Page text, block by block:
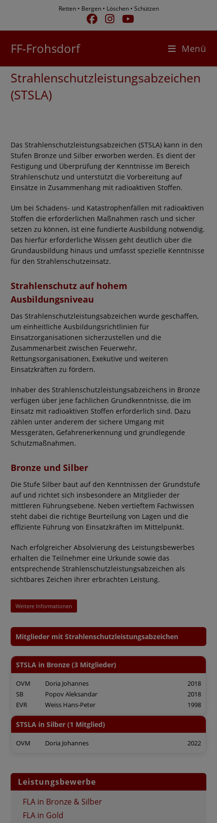
Retten • Bergen • Löschen • Schützen
FF-Frohsdorf Menü
Strahlenschutzleistungsabzeichen
(STSLA)
Das Strahlenschutzleistungsabzeichen (STSLA) kann in den
Stufen Bronze und Silber erworben werden. Es dient der
Festigung und Überprüfung der Kenntnisse im Bereich
Strahlenschutz und unterstützt die Vorbereitung auf
Einsätze in Zusammenhang mit radioaktiven Stoffen.
Um bei Schadens- und Katastrophenfällen mit radioaktiven
Stoffen die erforderlichen Maßnahmen rasch und sicher
setzen zu können, ist eine fundierte Ausbildung notwendig.
Das hierfür erforderliche Wissen geht deutlich über die
Grundausbildung hinaus und umfasst spezielle Kenntnisse
für den Strahlenschutzeinsatz.
Strahlenschutz auf hohem
Ausbildungsniveau
Das Strahlenschutzleistungsabzeichen wurde geschaffen,
um einheitliche Ausbildungsrichtlinien für
Einsatzorganisationen sicherzustellen und die
Zusammenarbeit zwischen Feuerwehr,
Rettungsorganisationen, Exekutive und weiteren
Einsatzkräften zu fördern.
Inhaber des Strahlenschutzleistungsabzeichens in Bronze
verfügen über jene fachlichen Grundkenntnisse, die im
Einsatz mit radioaktiven Stoffen erforderlich sind. Dazu
zählen unter anderem der sichere Umgang mit
Messgeräten, Gefahrenerkennung und grundlegende
Schutzmaßnahmen.
Bronze und Silber
Die Stufe Silber baut auf den Kenntnissen der Grundstufe
auf und richtet sich insbesondere an Mitglieder der
mittleren Führungsebene. Neben vertieftem Fachwissen
steht dabei die richtige Beurteilung von Lagen und die
effiziente Führung von Einsatzkräften im Mittelpunkt.
Nach erfolgreicher Absolvierung des Leistungsbewerbes
erhalten die Teilnehmer eine Urkunde sowie das
entsprechende Strahlenschutzleistungsabzeichen als
sichtbares Zeichen ihrer erbrachten Leistung.
Weitere Informationen
Mitglieder mit Strahlenschutzleistungsabzeichen
STSLA in Bronze (3 Mitglieder)
OVM Doria Johannes
2018
SB
Popov Aleksandar
2018
EVR
Weiss Hans-Peter 1998
STSLA in Silber (1 Mitglied)
OVM Doria Johannes 2022
Leistungsbewerbe
FLA in Bronze & Silber
FLA in Gold